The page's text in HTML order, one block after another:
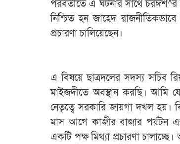
পরবর্তীতে এ ঘটনার সাথে চরঈশ^র
নিশ্চিত হন জাহেদ
প্রচারণা চালিয়েছেন।
এ বিষয়ে ছাত্রদলের সদস্য সচিব
মাইজদীতে অবস্থান করছি। আমি
নেতৃত্বে সরকারি জায়গা দখল হয়।
মাস আগে কাজীর বাজার পর্যটন
একটি পক্ষ মিথ্যা প্রচারণা